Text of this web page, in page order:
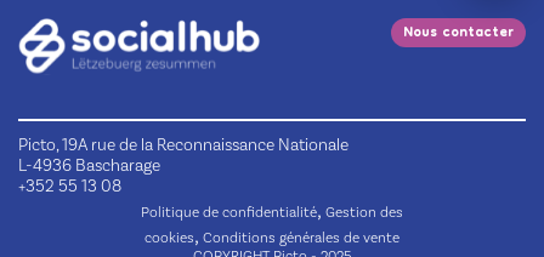
Nous contacter
Picto, 19A rue de la Reconnaissance Nationale
L-4936 Bascharage
+352 55 13 08
Politique de confidentialité, Gestion des
cookies, Conditions générales de vente